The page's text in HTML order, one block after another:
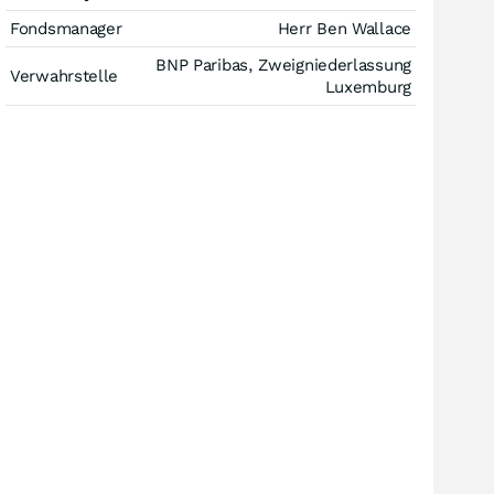
Fondsmanager
Herr Ben Wallace
Verwahrstelle
BNP Paribas, Zweigniederlassung
Luxemburg